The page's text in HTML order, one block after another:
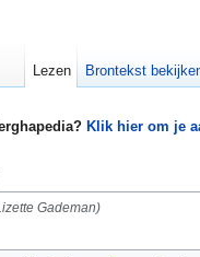
Klik hier om je
Gademan)
Lezen Brontekst